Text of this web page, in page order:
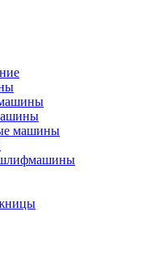
машины
шлифмашины